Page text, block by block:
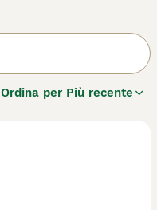
Ordina per Più recente